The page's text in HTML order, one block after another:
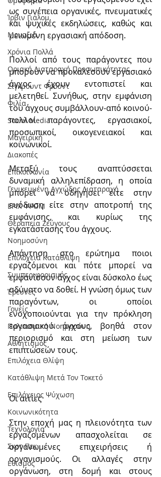
Ίρβιν Γιάλομ
Μοναξιά
Χρόνια Πολλά
Οριακή Διαταραχή Προσωπικότητας
Σίγκμουντ Φρόυντ
Φιλία
Social Media
Μαγειρική
Διακοπές
Επικοινωνία
Γενικευμένη Αγχώδης Διαταραχή
ΕΡΙΧ ΦΡΟΜ
Θεραπεία Ζεύγους
Νοημοσύνη
Επιλόχεια Κατάθλιψη
Συμπεριφορισμός
Έρευνες
Γονείς
Πολιτισμική Nοημοσύνη
Αθλητισμός
Επιλόχεια Θλίψη
Κατάθλιψη Μετά Τον Τοκετό
Επιλόχειος Ψύχωση
Κοινωνικότητα
Τεχνολογία
Σκοτ Πεκ
Εθισμός
ως συνέπεια οργανικές, πνευματικές
και ψυχικές εκδηλώσεις, καθώς και
μειωμένη εργασιακή απόδοση.
Πολλοί από τους παράγοντες που
μπορούν να προκαλέσουν εργασιακό
άγχος έχουν εντοπιστεί και
μελετηθεί. Συνήθως, στην εμφάνιση
του άγχους συμβάλλουν-από κοινού-
πολλοί παράγοντες, εργασιακοί,
προσωπικοί, οικογενειακοί και
κοινωνικοί.
Μεταξύ τους αναπτύσσεται
δυναμική αλληλεπίδραση, η οποία
μπορεί να οδηγήσει είτε στην
ευόδωση είτε στην αποτροπή της
εμφάνισης, και κυρίως της
εγκατάστασης του άγχους.
Απάντηση στο ερώτημα ποιοι
εργαζόμενοι και πότε μπορεί να
εμφανίσουν άγχος είναι δύσκολο έως
αδύνατο να δοθεί. Η γνώση όμως των
παραγόντων, οι οποίοι
ενοχοποιούνται για την πρόκληση
εργασιακού άγχους, βοηθά στον
περιορισμό και στη μείωση των
επιπτώσεών τους.
Οι αιτίες
Στην εποχή μας η πλειονότητα των
εργαζομένων απασχολείται σε
οργανωμένες επιχειρήσεις ή
οργανισμούς. Οι αλλαγές στην
οργάνωση, στη δομή και στους